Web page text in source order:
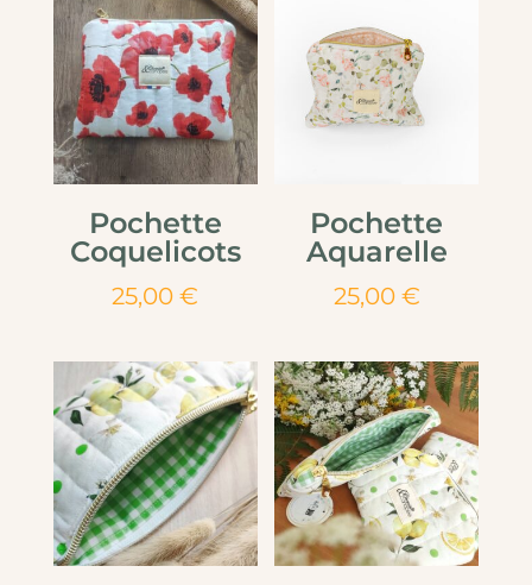
Pochette
Coquelicots
25,00€
Pochette
Aquarelle
25,00 €